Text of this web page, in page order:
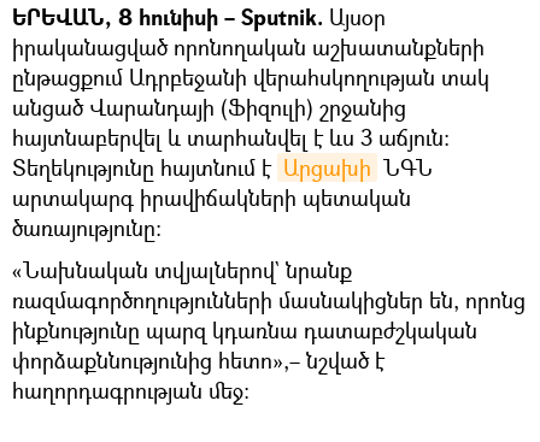
ԵՐԵՎԱՆ, 8 հունիսի – Sputnik. Այսօր
իրականացված որոնողական աշխատանքների
ընթացքում Ադրբեջանի վերահսկողության տակ
անցած Վարանդայի (Ֆիզուլի) շրջանից
հայտնաբերվել և տարհանվել է ևս 3 աճյուն:
Տեղեկությունը հայտնում է Արցախի ՆԳՆ
արտակարգ իրավիճակների պետական
ծառայությունը։
«Նախնական տվյալներով` նրանք
ռազմագործողությունների մասնակիցներ են, որոնց
ինքնությունը պարզ կդառնա դատաբժշկական
փորձաքննությունից հետո»,– նշված է
հաղորդագրության մեջ: